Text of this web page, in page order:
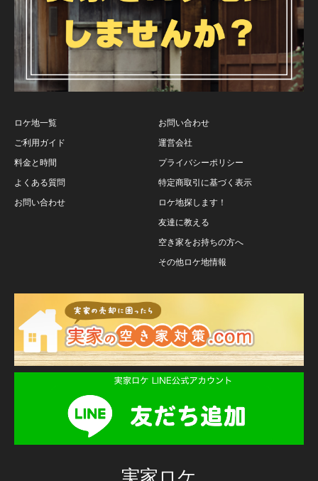
ロケ地一覧
ご利用ガイド
料金と時間
よくある質問
お問い合わせ
お問い合わせ
運営会社
プライバシーポリシー
特定商取引に基づく表示
ロケ地探します！
友達に教える
空き家をお持ちの方へ
その他ロケ地情報